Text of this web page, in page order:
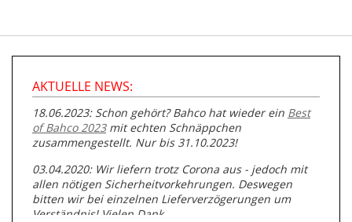
AKTUELLE NEWS:
18.06.2023: Schon gehört? Bahco hat wieder ein Best
of Bahco 2023mit echten Schnäppchen
zusammengestellt. Nur bis 31.10.2023!
03.04.2020: Wir liefern trotz Corona aus - jedoch mit
allen nötigen Sicherheitvorkehrungen. Deswegen
bitten wir bei einzelnen Lieferverzögerungen um
Verständnis! Vielen Dank.